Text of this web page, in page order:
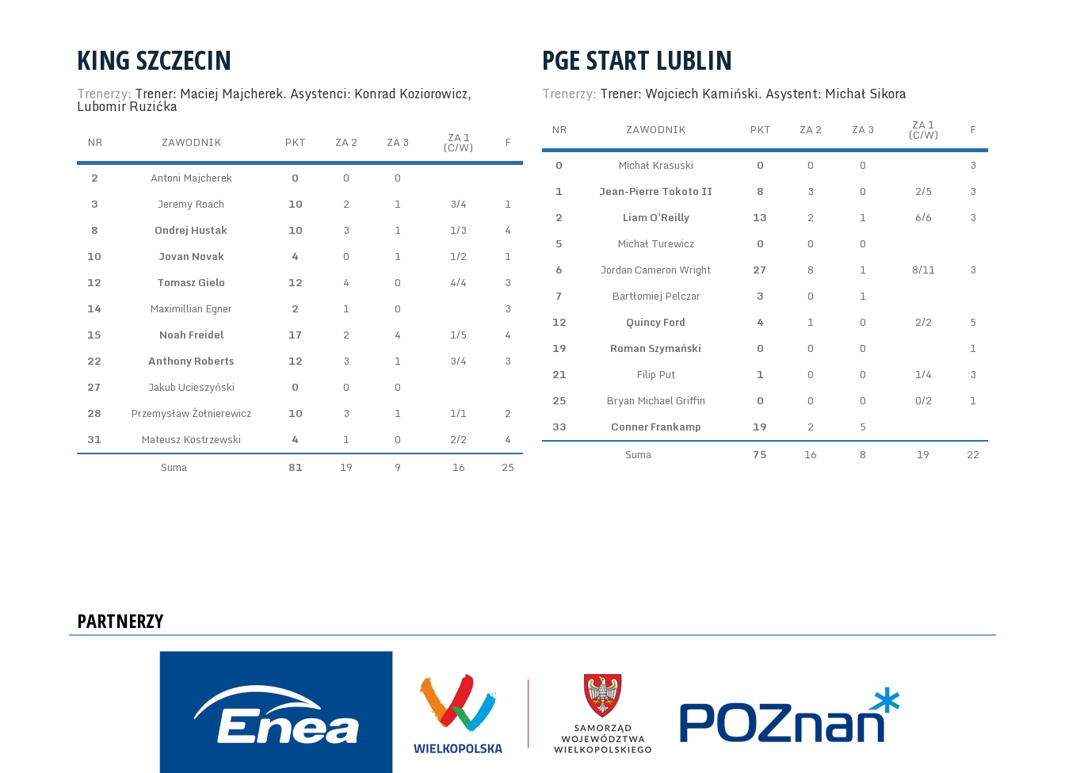
KING SZCZECIN
Trenerzy: Trener: Maciej Majcherek. Asystenci: Konrad Koziorowicz,
Lubomir Ruzićka
NR ZAWODNIK PKT ZA 2 ZA 3 ZA 1
(C/W) F
2 Antoni Majcherek 0 0
0
3
Jeremy Roach 10 2 1 3/4
1
8
Ondrej Hustak 10 3 1 1/3
4
10
Jovan Novak 4 0 1 1/2
1
12
Tomasz Gielo 12 4 0 4/4
3
14
Maximillian Egner 2 1 0
3
15
Noah Freidel 17 2 4 1/5
4
22
Anthony Roberts 12 3 1 3/4
3
27
Jakub Ucieszyński 0 0
0
28
Przemysław Żołnierewicz 10 3 1 1/1
2
31
Mateusz Kostrzewski 4 1 0 2/2
4
Suma
81 19 9 16 25
PGE START LUBLIN
Trenerzy: Trener: Wojciech Kamiński. Asystent: Michał Sikora
NR ZAWODNIK PKT ZA 2 ZA 3 ZA 1
(C/W) F
0 Michał Krasuski 0 0 0
3
1
Jean-Pierre Tokoto II 8 3 0 2/5
3
2
Liam O'Reilly 13 2 1 6/6
3
5
Michał Turewicz 0 0
0
6
Jordan Cameron Wright 27 8 1 8/11
3
7
Bartłomiej Pelczar 3 0
1
12
Quincy Ford 4 1 0 2/2
5
19
Roman Szymański 0 0 0
1
21
Filip Put 1 0 0 1/4
3
25
Bryan Michael Griffin 0 0 0 0/2
1
33
Conner Frankamp 19 2
5
Suma
75 16 8 19 22
PARTNERZY